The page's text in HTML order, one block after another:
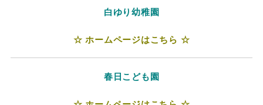
白ゆり幼稚園
☆ ホームページはこちら ☆
春日こども園